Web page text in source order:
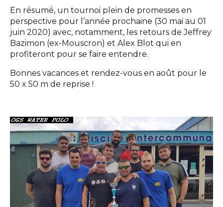
En résumé, un tournoi plein de promesses en
perspective pour l’année prochaine (30 mai au 01
juin 2020) avec, notamment, les retours de Jeffrey
Bazimon (ex-Mouscron) et Alex Blot qui en
profiteront pour se faire entendre.
Bonnes vacances et rendez-vous en août pour le
50 x 50 m de reprise !